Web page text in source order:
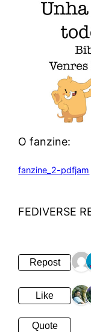
O fanzine:
fanzine_2-pdfjam
FEDIVERSE
Repost
Like
Quote